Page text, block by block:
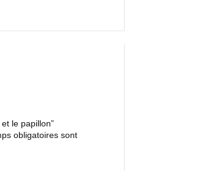
le papillon”
obligatoires sont